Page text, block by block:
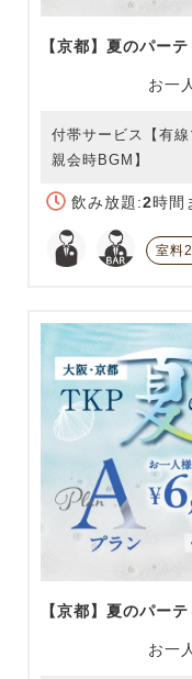
【京都】夏のパー
お一
付帯サービス【有
親会時BGM】
飲み放題:2時間
室料
【京都】夏のパー
お一